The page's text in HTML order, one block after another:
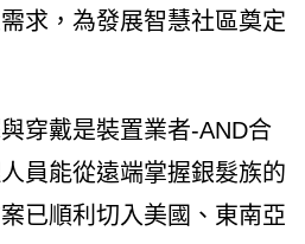
求，為發展智慧社區奠定
穿戴是裝置業者-AND合
員能從遠端掌握銀髮族的
已順利切入美國、東南亞